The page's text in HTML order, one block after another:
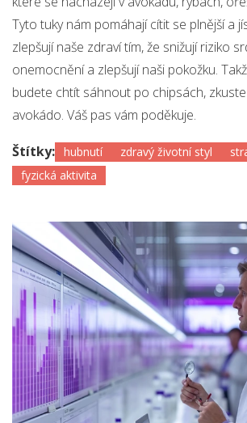
Tyto tuky nám pomáhají cítit se plnější a
zlepšují naše zdraví tím, že snižují riziko
onemocnění a zlepšují naši pokožku.
budete chtít sáhnout po chipsách,
avokádo. Váš pas vám poděkuje.
Štítky: hubnutí zdravý životní styl
fyzická aktivita